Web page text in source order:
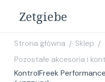
Zetgiebe
Strona główna / Sklep /
Pozostałe akcesoria i
KontrolFreek